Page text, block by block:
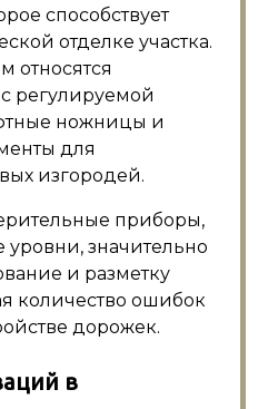
способствует
отделке участка.
относятся
регулируемой
ножницы и
для
изгородей.
приборы,
уровни, значительно
и разметку
количество ошибок
дорожек.
в